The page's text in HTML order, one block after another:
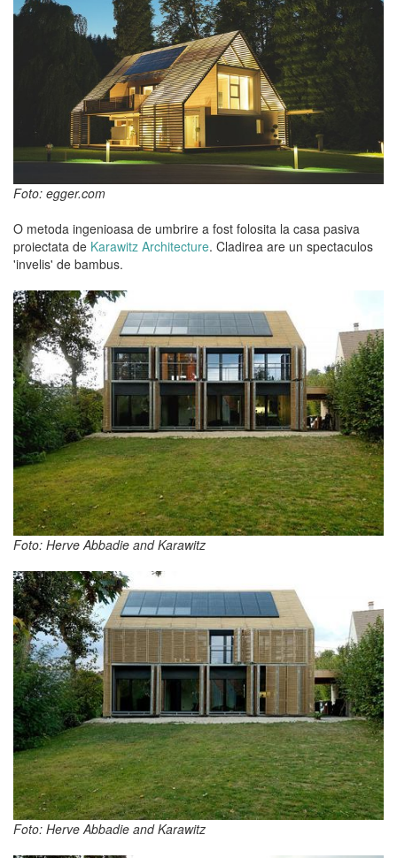
Foto: egger.com
O metoda ingenioasa de umbrire a fost folosita la casa pasiva
proiectata de Karawitz Architecture. Cladirea are un spectaculos
'invelis' de bambus.
Foto: Herve Abbadie and Karawitz
Foto: Herve Abbadie and Karawitz